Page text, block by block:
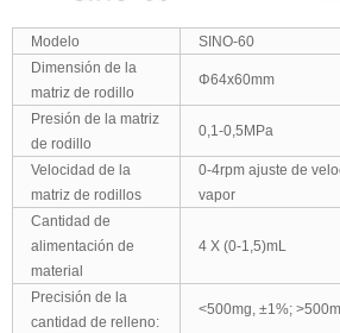
Modelo SINO-60
Dimensión de la
matriz de rodillo
Φ64x60mm
Presión de la matriz
de rodillo
0,1-0,5MPa
Velocidad de la
matriz de rodillos
0-4rpm ajuste de
vapor
Cantidad de
alimentación de
material
4 X (0-1,5)mL
Precisión de la
cantidad de relleno:
<500mg, ±1%;